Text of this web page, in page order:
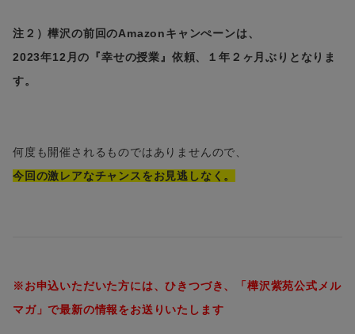
注２）樺沢の前回のAmazonキャンぺーンは、
2023年12月の『幸せの授業』依頼、１年２ヶ月ぶりとなりま
す。
何度も開催されるものではありませんので、
今回の激レアなチャンスをお見逃しなく。
※お申込いただいた方には、ひきつづき、「樺沢紫苑公式メル
マガ」で最新の情報をお送りいたします